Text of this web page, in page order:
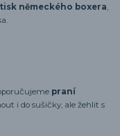
německého boxera,
praní
i do sušičky, ale žehlit s